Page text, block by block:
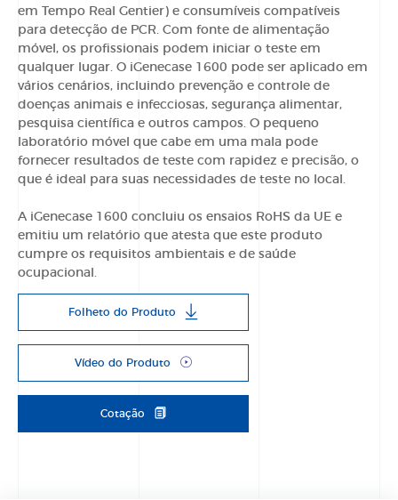
em Tempo Real Gentier) e consumíveis compatíveis
para detecção de PCR. Com fonte de alimentação
móvel, os profissionais podem iniciar o teste em
qualquer lugar. O iGenecase 1600 pode ser aplicado em
vários cenários, incluindo prevenção e controle de
doenças animais e infecciosas, segurança alimentar,
pesquisa científica e outros campos. O pequeno
laboratório móvel que cabe em uma mala pode
fornecer resultados de teste com rapidez e precisão, o
que é ideal para suas necessidades de teste no local.
A iGenecase 1600 concluiu os ensaios RoHS da UE e
emitiu um relatório que atesta que este produto
cumpre os requisitos ambientais e de saúde
ocupacional.
Folheto do Produto
Vídeo do Produto
Cotação